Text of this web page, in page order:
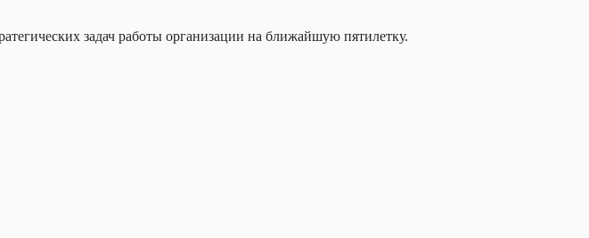
задач работы организации на ближайшую пятилетку.